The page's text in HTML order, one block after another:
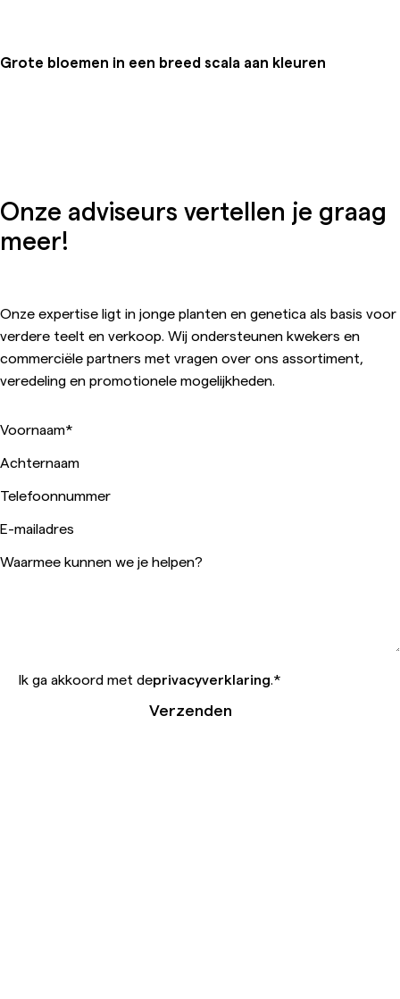
Grote bloemen in een breed scala aan kleuren
Onze adviseurs vertellen je graag
meer!
Onze expertise ligt in jonge planten en genetica als basis voor
verdere teelt en verkoop. Wij ondersteunen kwekers en
commerciële partners met vragen over ons assortiment,
veredeling en promotionele mogelijkheden.
Voornaam*
Achternaam
Telefoonnummer
E-mailadres
Waarmee kunnen we je helpen?
Ik ga akkoord met deprivacyverklaring.*
Verzenden